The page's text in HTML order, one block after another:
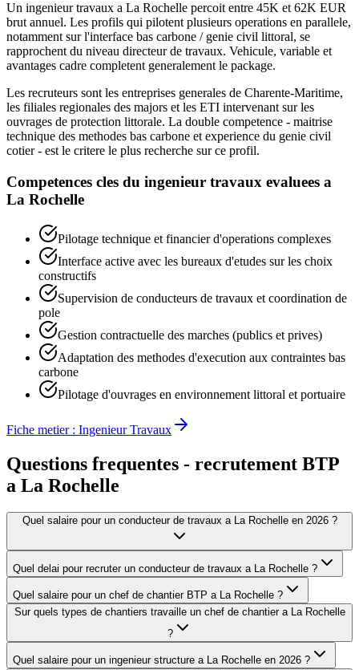
Un ingenieur travaux a La Rochelle percoit entre 45K et 62K EUR
brut annuel. Les profils qui pilotent plusieurs operations en parallele,
notamment sur l'interface bas carbone / genie civil littoral, se
rapprochent du niveau directeur de travaux. Vehicule, variable et
avantages cadre completent generalement le package.
Les recruteurs sont les entreprises generales de Charente-Maritime,
les filiales regionales des majors et les ETI intervenant sur les
ouvrages de protection littorale. La double competence - maitrise
technique des methodes bas carbone et experience du genie civil
cotier - est le critere le plus recherche sur ce profil.
Competences cles du ingenieur travaux evaluees a
La Rochelle
Pilotage technique et financier d'operations complexes
Interface active avec les bureaux d'etudes sur les choix
constructifs
Supervision de conducteurs de travaux et coordination de
pole
Gestion contractuelle des marches (publics et prives)
Adaptation des methodes d'execution aux contraintes bas
carbone
Pilotage d'ouvrages en environnement littoral et portuaire
Fiche metier : Ingenieur Travaux
Questions frequentes - recrutement BTP
a La Rochelle
Quel salaire pour un conducteur de travaux a La Rochelle en 2026 ?
Quel delai pour recruter un conducteur de travaux a La Rochelle ?
Quel salaire pour un chef de chantier BTP a La Rochelle ?
Sur quels types de chantiers travaille un chef de chantier a La Rochelle
?
Quel salaire pour un ingenieur structure a La Rochelle en 2026 ?